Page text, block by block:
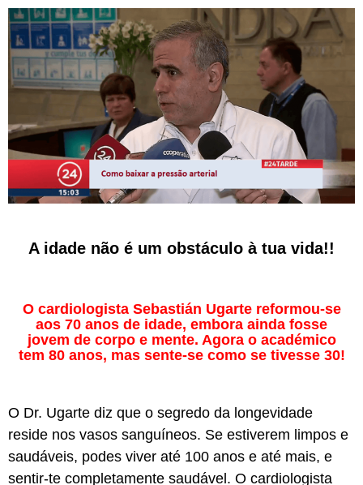
A idade não é um obstáculo à tua vida!!
O cardiologista Sebastián Ugarte reformou-se
aos 70 anos de idade, embora ainda fosse
jovem de corpo e mente. Agora o académico
tem 80 anos, mas sente-se como se tivesse 30!
O Dr. Ugarte diz que o segredo da longevidade
reside nos vasos sanguíneos. Se estiverem limpos e
saudáveis, podes viver até 100 anos e até mais, e
sentir-te completamente saudável. O cardiologista